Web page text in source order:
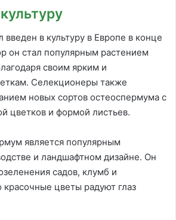
в культуру в Европе в конце
он стал популярным растением
своим ярким и
Селекционеры также
новых сортов остеоспермума с
цветков и формой листьев.
является популярным
и ландшафтном дизайне. Он
садов, клумб и
красочные цветы радуют глаз